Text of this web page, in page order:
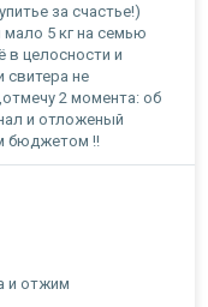
за счастье!)
5 кг на семью
в целосности и
свитера не
2 момента: об
и отложеный
бюджетом !!
и отжим